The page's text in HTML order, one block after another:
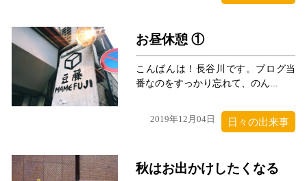
お昼休憩 ①
こんばんは！長谷川です。ブログ当
番なのをすっかり忘れて、のん...
2019年12月04日 日々の出来事
秋はお出かけしたくなる